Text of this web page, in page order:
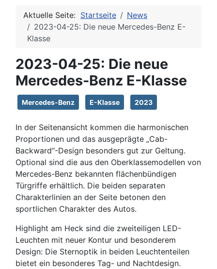
Aktuelle Seite: Startseite
News
2023-04-25: Die neue Mercedes-Benz E-
Klasse
2023-04-25: Die neue
Mercedes-Benz E-Klasse
Mercedes-Benz E-Klasse 2023
In der Seitenansicht kommen die harmonischen
Proportionen und das ausgeprägte „Cab-
Backward“-Design besonders gut zur Geltung.
Optional sind die aus den Oberklassemodellen von
Mercedes-Benz bekannten flächenbündigen
Türgriffe erhältlich. Die beiden separaten
Charakterlinien an der Seite betonen den
sportlichen Charakter des Autos.
Highlight am Heck sind die zweiteiligen LED-
Leuchten mit neuer Kontur und besonderem
Design: Die Sternoptik in beiden Leuchtenteilen
bietet ein besonderes Tag- und Nachtdesign.